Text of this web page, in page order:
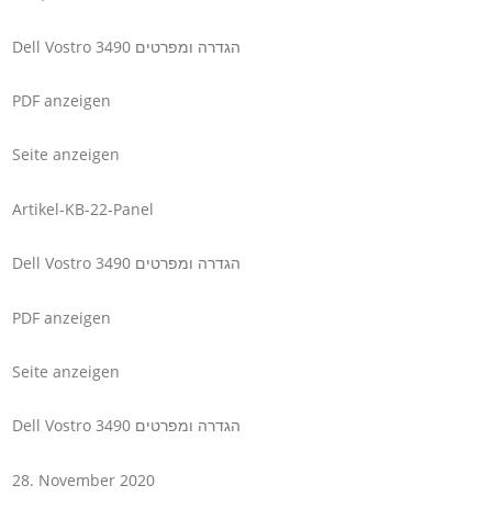
Dell Vostro 3490 הגדרה ומפרטים
PDF anzeigen
Seite anzeigen
Artikel-KB-22-Panel
Dell Vostro 3490 הגדרה ומפרטים
PDF anzeigen
Seite anzeigen
Dell Vostro 3490 הגדרה ומפרטים
28. November 2020